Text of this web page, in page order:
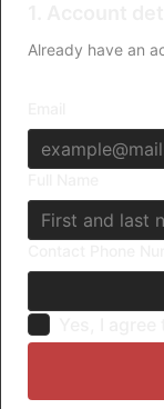
Already have an